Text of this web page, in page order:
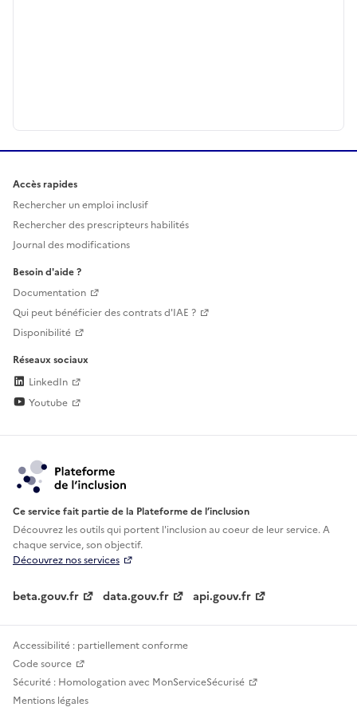
Accès rapides
Rechercher un emploi inclusif
Rechercher des prescripteurs habilités
Journal des modifications
Besoin d'aide ?
Documentation
Qui peut bénéficier des contrats d'IAE ?
Disponibilité
Réseaux sociaux
LinkedIn
Youtube
Ce service fait partie de la Plateforme de l’inclusion
Découvrez les outils qui portent l'inclusion aucoeur de leur service. A
chaque service, son objectif.
Découvrez nos services
beta.gouv.fr data.gouv.fr api.gouv.fr
Accessibilité : partiellement conforme
Code source
Sécurité : Homologation avec MonServiceSécurisé
Mentions légales